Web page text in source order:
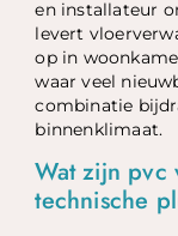
en installateur
levert
op in
waar veel
combinatie
binnenklimaat.
Wat zijn pvc
technische